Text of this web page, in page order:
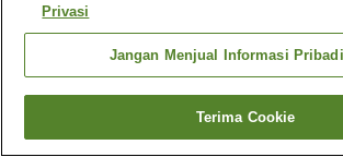
Tempat parkir
Beranda Jepang Nagano
Kota Nagano
Zenkoji Shukubo Konokonbo
Cari kamar
Privasi
Jangan Menjual Informasi
Terima Cookie